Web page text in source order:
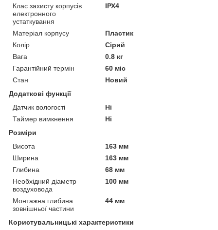
Клас захисту корпусів
електронного
устаткування
ІРХ4
Матеріал корпусу
Пластик
Колір
Сірий
Вага
0.8 кг
Гарантійний термін
60 міс
Стан
Новий
Додаткові функції
Датчик вологості
Ні
Таймер вимкнення
Ні
Розміри
Висота
163 мм
Ширина
163 мм
Глибина
68 мм
Необхідний діаметр
воздуховода
100 мм
Монтажна глибина
зовнішньої частини
44 мм
Користувальницькі характеристики